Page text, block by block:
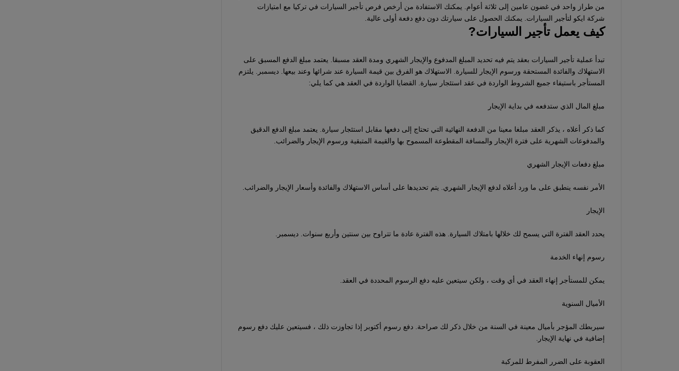
من طراز واحد في غضون عامين إلى ثلاثة أعوام. يمكنك الاستفادة من أرخص فرص تأجير السيارات في تركيا مع امتيازات
شركة ايكو لتأجير السيارات. يمكنك الحصول على سيارتك دون دفع دفعة أولى عالية.
كيف يعمل تأجير السيارات?
تبدأ عملية تأجير السيارات بعقد يتم فيه تحديد المبلغ المدفوع والإيجار الشهري ومدة العقد مسبقا. يعتمد مبلغ الدفع المسبق على
الاستهلاك والفائدة المستحقة ورسوم الإيجار للسيارة. الاستهلاك هو الفرق بين قيمة السيارة عند شرائها وعند بيعها. ديسمبر. يلتزم
المستأجر باستيفاء جميع الشروط الواردة في عقد استئجار سيارة. القضايا الواردة في العقد هي كما يلي:
مبلغ المال الذي ستدفعه في بداية الإيجار
كما ذكر أعلاه ، يذكر العقد مبلغا معينا من الدفعة النهائية التي تحتاج إلى دفعها مقابل استئجار سيارة. يعتمد مبلغ الدفع الدقيق
والمدفوعات الشهرية على فترة الإيجار والمسافة المقطوعة المسموح بها والقيمة المتبقية ورسوم الإيجار والضرائب.
مبلغ دفعات الإيجار الشهري
الأمر نفسه ينطبق على ما ورد أعلاه لدفع الإيجار الشهري. يتم تحديدها على أساس الاستهلاك والفائدة وأسعار الإيجار والضرائب.
الإيجار
يحدد العقد الفترة التي يسمح لك خلالها بامتلاك السيارة. هذه الفترة عادة ما تتراوح بين سنتين وأربع سنوات. ديسمبر.
رسوم إنهاء الخدمة
يمكن للمستأجر إنهاء العقد في أي وقت ، ولكن سيتعين عليه دفع الرسوم المحددة في العقد.
الأميال السنوية
سيربطك المؤجر بأميال معينة في السنة من خلال ذكر لك صراحة. دفع رسوم أكتوبر إذا تجاوزت ذلك ، فسيتعين عليك دفع رسوم
إضافية في نهاية الإيجار.
العقوبة على الضرر المفرط للمركبة